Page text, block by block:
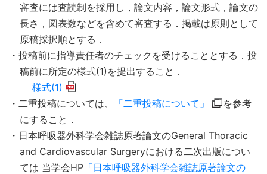
審査には査読制を採用し，論文内容，論文形式，論文の
長さ，図表数などを含めて審査する．掲載は原則として
原稿採択順とする．
・投稿前に指導責任者のチェックを受けることとする．投
稿前に所定の様式(1)を提出すること．
様式(1)
・二重投稿については、
「二重投稿について」
を参考
にすること．
・日本呼吸器外科学会雑誌原著論文のGeneral Thoracic
and Cardiovascular Surgeryにおける二次出版につい
ては 当学会HP「日本呼吸器外科学会雑誌原著論文の